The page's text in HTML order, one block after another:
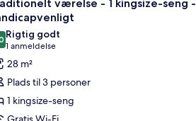
værelse - 1 kingsize-seng -
ud af 10
Rigtig godt
1 anmeldelse
(1
anmeldelse)
28 m²
Plads til 3 personer
1 kingsize-seng